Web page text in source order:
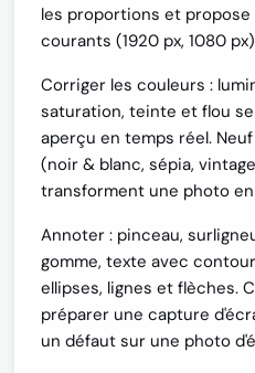
les proportions et
courants (1920 px, 1080
Corriger les couleurs :
saturation, teinte et flou
aperçu en temps réel.
(noir & blanc, sépia,
transforment une photo
Annoter : pinceau,
gomme, texte avec
ellipses, lignes et flèches.
préparer une capture
un défaut sur une photo